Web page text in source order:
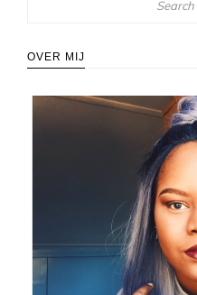
OVER MIJ